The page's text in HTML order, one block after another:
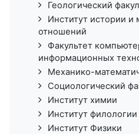
Геологический
Институт истории
отношений
Факультет
информационных
Механико-
Социологический
Институт химии
Институт
Институт Физики